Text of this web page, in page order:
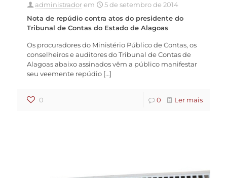
administradorem
5 de setembro de 2014
Nota de repúdio contra atos do presidente do
Tribunal de Contas do Estado de Alagoas
Os procuradores do Ministério Público de Contas, os
conselheiros e auditores do Tribunal de Contas de
Alagoas abaixo assinados vêm a público manifestar
seu veemente repúdio […]
0 0 Ler mais